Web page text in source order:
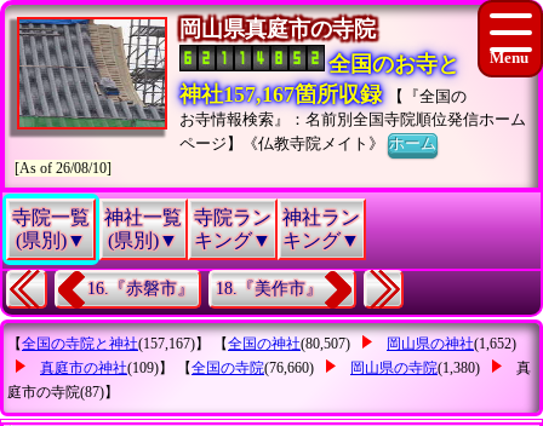
岡山県真庭市の寺院
全国のお寺と
神社157,167箇所収録
【『全国の
お寺情報検索』：名前別全国寺院順位発信ホーム
ページ】《仏教寺院メイト》ホーム
[As of 26/08/10]
寺院一覧
(県別)▼
神社一覧
(県別)▼
寺院ラン
キング▼
神社ラン
キング▼
16.『赤磐市』 18.『美作市』
【全国の寺院と神社(157,167)】 【全国の神社(80,507) 岡山県の神社(1,652)
真庭市の神社(109)】 【全国の寺院(76,660) 岡山県の寺院(1,380)
真
庭市の寺院(87)】